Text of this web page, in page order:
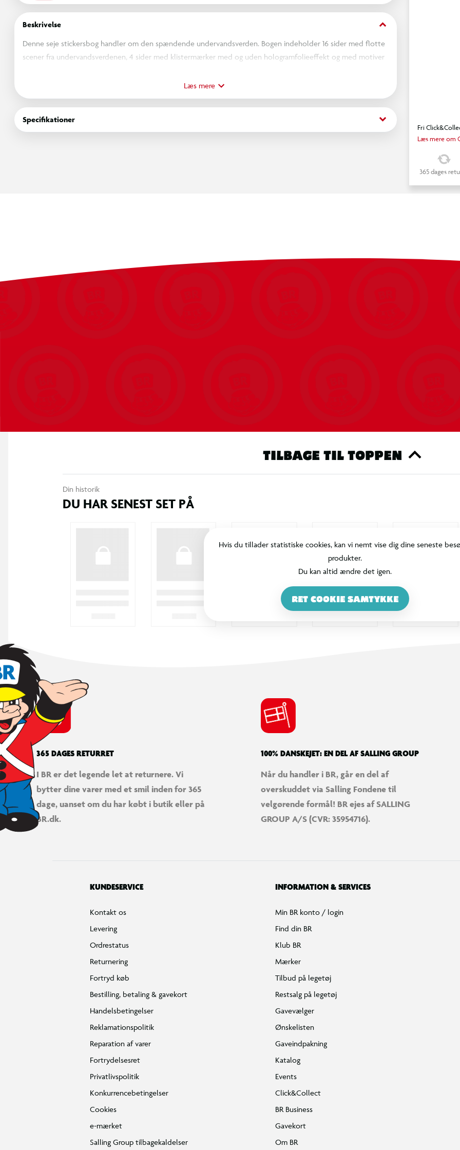
Beskrivelse keyboard_arrow_down
Denne seje stickersbog handler om den spændende undervandsverden. Bogen indeholder 16 sider med flotte
scener fra undervandsverdenen, 4 sider med klistermærker med og uden hologramfolieeffekt og med motiver
klistermærkerne fra forsiden. Med denne fine stickersbog er der lagt op til mange timers lærerig leg, der både
styrker finmotorik, kreativitet og fantasi .
Læs mere
Specifikationer keyboard_arrow_down
Fri
Læs mere om
365 dages
TILBAGE TIL TOPPEN
Din historik
DU HAR SENEST SET PÅ
Hvis du tillader statistiske cookies, kan vi nemt vise dig dine seneste
produkter.
Du kan altid ændre det igen.
RET COOKIE SAMTYKKE
365 DAGES RETURRET
I BR er det legende let at returnere. Vi
bytter dine varer med et smil inden for 365
dage, uanset om du har købt i butik eller på
BR.dk.
100% DANSKEJET: EN DEL AF SALLING GROUP
Når du handler i BR, går en del af
overskuddet via Salling Fondene til
velgørende formål! BR ejes af SALLING
GROUP A/S (CVR: 35954716).
KUNDESERVICE
Kontakt os
Levering
Ordrestatus
Returnering
Fortryd køb
Bestilling, betaling & gavekort
Handelsbetingelser
Reklamationspolitik
Reparation af varer
Fortrydelsesret
Privatlivspolitik
Konkurrencebetingelser
Cookies
e-mærket
Salling Group tilbagekaldelser
INFORMATION & SERVICES
Min BR konto / login
Find din BR
Klub BR
Mærker
Tilbud på legetøj
Restsalg på legetøj
Gavevælger
Ønskelisten
Gaveindpakning
Katalog
Events
Click&Collect
BR Business
Gavekort
Om BR